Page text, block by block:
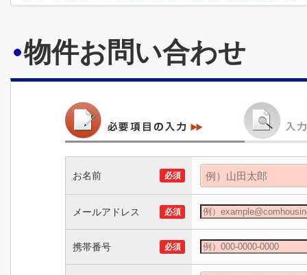
物件お問い合わせ
お名前 必須
メールアドレス 必須
携帯番号 必須